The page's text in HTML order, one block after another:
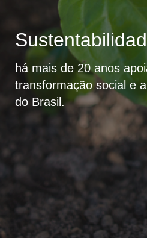
há mais de 20 anos
transformação social e
do Brasil.